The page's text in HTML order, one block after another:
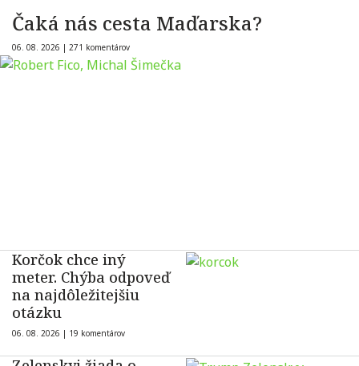
Čaká nás cesta Maďarska?
06. 08. 2026 | 271 komentárov
Korčok chce iný
meter. Chýba odpoveď
na najdôležitejšiu
otázku
06. 08. 2026 | 19 komentárov